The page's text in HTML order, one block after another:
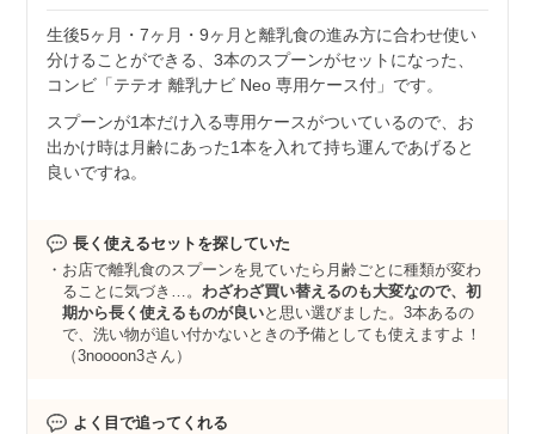
生後5ヶ月・7ヶ月・9ヶ月と離乳食の進み方に合わせ使い
分けることができる、3本のスプーンがセットになった、
コンビ「テテオ 離乳ナビ Neo 専用ケース付」です。
スプーンが1本だけ入る専用ケースがついているので、お
出かけ時は月齢にあった1本を入れて持ち運んであげると
良いですね。
長く使えるセットを探していた
お店で離乳食のスプーンを見ていたら月齢ごとに種類が変わ
ることに気づき…。わざわざ買い替えるのも大変なので、初
期から長く使えるものが良いと思い選びました。3本あるの
で、洗い物が追い付かないときの予備としても使えますよ！
（3noooon3さん）
よく目で追ってくれる